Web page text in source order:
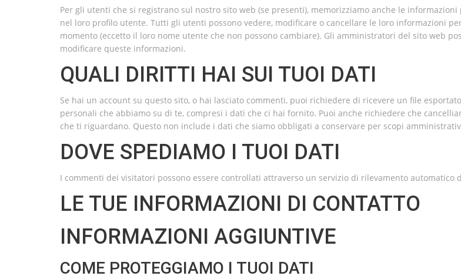
Per gli utenti che si registrano sul nostro sito web (se presenti), memorizziamo anche le
nel loro profilo utente. Tutti gli utenti possono vedere, modificare o cancellare le loro informazioni
momento (eccetto il loro nome utente che non possono cambiare). Gli amministratori del sito web
modificare queste informazioni.
QUALI DIRITTI HAI SUI TUOI DATI
Se hai un account su questo sito, o hai lasciato commenti, puoi richiedere di ricevere un file
personali che abbiamo su di te, compresi i dati che ci hai fornito. Puoi anche richiedere che
che ti riguardano. Questo non include i dati che siamo obbligati a conservare per scopi
DOVE SPEDIAMO I TUOI DATI
I commenti dei visitatori possono essere controllati attraverso un servizio di rilevamento automatico
LE TUE INFORMAZIONI DI CONTATTO
INFORMAZIONI AGGIUNTIVE
COME PROTEGGIAMO I TUOI DATI